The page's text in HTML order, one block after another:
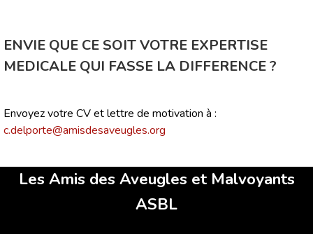
ENVIE QUE CE SOIT VOTRE EXPERTISE
MEDICALE QUI FASSE LA DIFFERENCE ?
Envoyez votre CV et lettre de motivation à :
c.delporte@amisdesaveugles.org
Les Amis des Aveugles et Malvoyants
ASBL